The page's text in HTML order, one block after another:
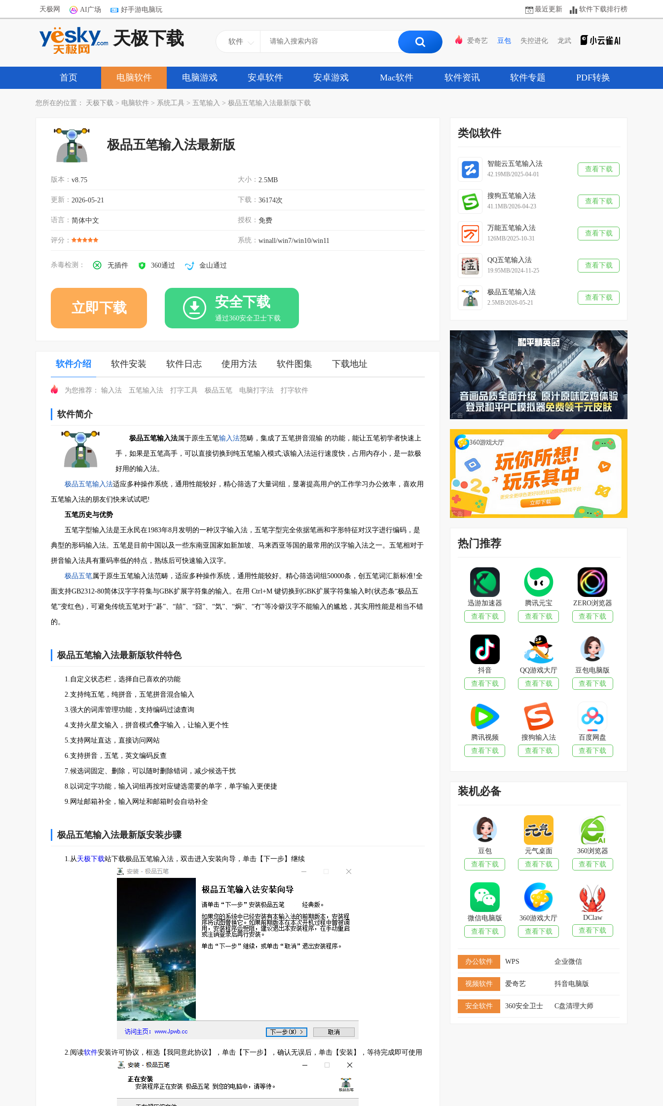
天极网 AI广场 好手游电脑玩 最近更新 软件下载排行榜
天极下载 软件 爱奇艺 豆包 失控进化 龙武
首页 电脑软件 电脑游戏 安卓软件 安卓游戏 Mac软件 软件资讯 软件专题 PDF转换
您所在的位置： 天极下载 > 电脑软件 > 系统工具 > 五笔输入 > 极品五笔输入法最新版下载
极品五笔输入法最新版
版本： v8.75 大小： 2.5MB
更新： 2026-05-21 下载： 36174次
语言： 简体中文 授权： 免费
评分： 系统： winall/win7/win10/win11
杀毒检测： 无插件 360通过 金山通过
立即下载 安全下载
通过360安全卫士下载
软件介绍 软件安装 软件日志 使用方法 软件图集 下载地址
为您推荐： 输入法 五笔输入法 打字工具 极品五笔 电脑打字法 打字软件
软件简介
极品五笔输入法属于原生五笔输入法范畴，集成了五笔拼音混输 的功能，能让五笔初学者快速上
手，如果是五笔高手，可以直接切换到纯五笔输入模式;该输入法运行速度快，占用内存小，是一款极
好用的输入法。
极品五笔输入法适应多种操作系统，通用性能较好，精心筛选了大量词组，显著提高用户的工作学习办公效率，喜欢用
五笔输入法的朋友们快来试试吧!
五笔历史与优势
五笔字型输入法是王永民在1983年8月发明的一种汉字输入法，五笔字型完全依据笔画和字形特征对汉字进行编码，是
典型的形码输入法。五笔是目前中国以及一些东南亚国家如新加坡、马来西亚等国的最常用的汉字输入法之一。五笔相对于
拼音输入法具有重码率低的特点，熟练后可快速输入汉字。
极品五笔属于原生五笔输入法范畴，适应多种操作系统，通用性能较好。精心筛选词组50000条，创五笔词汇新标准!全
面支持GB2312-80简体汉字字符集与GBK扩展字符集的输入。在用 Ctrl+M 键切换到GBK扩展字符集输入时(状态条“极品五
笔”变红色)，可避免传统五笔对于“碁”、“囍”、“囧”、“気”、“焗”、“冇”等冷僻汉字不能输入的尴尬，其实用性能是相当不错
的。
极品五笔输入法最新版软件特色
1.自定义状态栏，选择自已喜欢的功能
2.支持纯五笔，纯拼音，五笔拼音混合输入
3.强大的词库管理功能，支持编码过滤查询
4.支持火星文输入，拼音模式叠字输入，让输入更个性
5.支持网址直达，直接访问网站
6.支持拼音，五笔，英文编码反查
7.候选词固定、删除，可以随时删除错词，减少候选干扰
8.以词定字功能，输入词组再按对应键选需要的单字，单字输入更便捷
9.网址邮箱补全，输入网址和邮箱时会自动补全
极品五笔输入法最新版安装步骤
1.从 天极下载站下载极品五笔输入法，双击进入安装向导，单击【下一步】继续
2.阅读软件安装许可协议，框选【我同意此协议】，单击【下一步】，确认无误后，单击【安装】，等待完成即可使用
类似软件
智能云五笔输入法
42.19MB/2025-04-01
查看下载
搜狗五笔输入法
41.1MB/2026-04-23
查看下载
万能五笔输入法
126MB/2025-10-31
查看下载
QQ五笔输入法
19.95MB/2024-11-25
查看下载
极品五笔输入法
2.5MB/2026-05-21
查看下载
热门推荐
迅游加速器
查看下载
腾讯元宝
查看下载
ZERO浏览器
查看下载
抖音
查看下载
QQ游戏大厅
查看下载
豆包电脑版
查看下载
腾讯视频
查看下载
搜狗输入法
查看下载
百度网盘
查看下载
装机必备
豆包
查看下载
元气桌面
查看下载
360浏览器
查看下载
微信电脑版
查看下载
360游戏大厅
查看下载
DClaw
查看下载
办公软件 WPS 企业微信
视频软件 爱奇艺 抖音电脑版
安全软件 360安全卫士 C盘清理大师